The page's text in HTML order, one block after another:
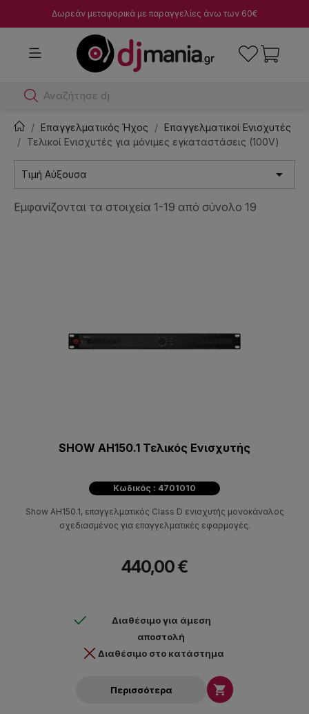
Δωρεάν μεταφορικά με παραγγελίες άνω των 60€
Αναζήτησε dj μίκτες
Επαγγελματικός Ήχος
Επαγγελματικοί Ενισχυτές
Τελικοί Ενισχυτές για μόνιμες εγκαταστάσεις (100V)
Τιμή Αύξουσα 
Εμφανίζονται τα στοιχεία 1-19 από σύνολο 19
SHOW AH150.1 Τελικός Ενισχυτής
Κωδικός : 4701010
Show AH150.1, επαγγελματικός Class D ενισχυτής μονοκάναλος
σχεδιασμένος για επαγγελματικές εφαρμογές.
440,00 €
Διαθέσιμο για άμεση
αποστολή
Διαθέσιμο στο κατάστημα
Περισσότερα 